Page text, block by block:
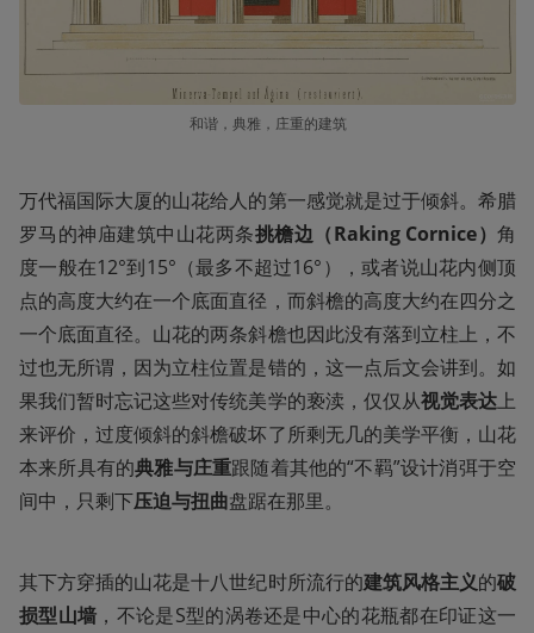
和谐，典雅，庄重的建筑
万代福国际大厦的山花给人的第一感觉就是过于倾斜。希腊
罗马的神庙建筑中山花两条挑檐边（Raking Cornice）角
度一般在12°到15°（最多不超过16°），或者说山花内侧顶
点的高度大约在一个底面直径，而斜檐的高度大约在四分之
一个底面直径。山花的两条斜檐也因此没有落到立柱上，不
过也无所谓，因为立柱位置是错的，这一点后文会讲到。如
果我们暂时忘记这些对传统美学的亵渎，仅仅从视觉表达上
来评价，过度倾斜的斜檐破坏了所剩无几的美学平衡，山花
本来所具有的典雅与庄重跟随着其他的“不羁”设计消弭于空
间中，只剩下压迫与扭曲盘踞在那里。
其下方穿插的山花是十八世纪时所流行的建筑风格主义的破
损型山墙 ，不论是S型的涡卷还是中心的花瓶都在印证这一